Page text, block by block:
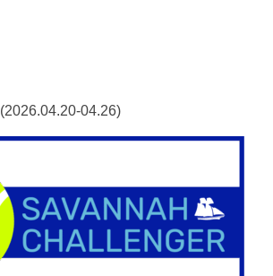
(2026.04.20-04.26)